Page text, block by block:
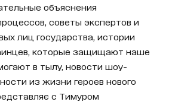
объяснения
советы экспертов и
лиц государства, истории
которые защищают наше
в тылу, новости шоу-
из жизни героев нового
с Тимуром